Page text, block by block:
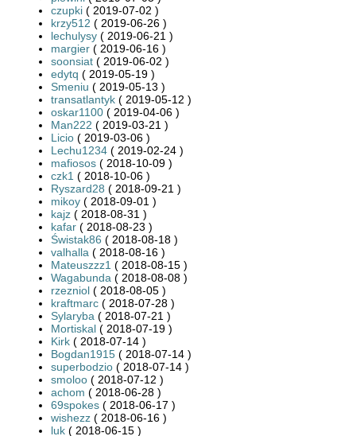
czupki ( 2019-07-02 )
krzy512 ( 2019-06-26 )
lechulysy ( 2019-06-21 )
margier ( 2019-06-16 )
soonsiat ( 2019-06-02 )
edytq ( 2019-05-19 )
Smeniu ( 2019-05-13 )
transatlantyk ( 2019-05-12 )
oskar1100 ( 2019-04-06 )
Man222 ( 2019-03-21 )
Licio ( 2019-03-06 )
Lechu1234 ( 2019-02-24 )
mafiosos ( 2018-10-09 )
czk1 ( 2018-10-06 )
Ryszard28 ( 2018-09-21 )
mikoy ( 2018-09-01 )
kajz ( 2018-08-31 )
kafar ( 2018-08-23 )
Świstak86 ( 2018-08-18 )
valhalla ( 2018-08-16 )
Mateuszzz1 ( 2018-08-15 )
Wagabunda ( 2018-08-08 )
rzezniol ( 2018-08-05 )
kraftmarc ( 2018-07-28 )
Sylaryba ( 2018-07-21 )
Mortiskal ( 2018-07-19 )
Kirk ( 2018-07-14 )
Bogdan1915 ( 2018-07-14 )
superbodzio ( 2018-07-14 )
smoloo ( 2018-07-12 )
achom ( 2018-06-28 )
69spokes ( 2018-06-17 )
wishezz ( 2018-06-16 )
luk ( 2018-06-15 )